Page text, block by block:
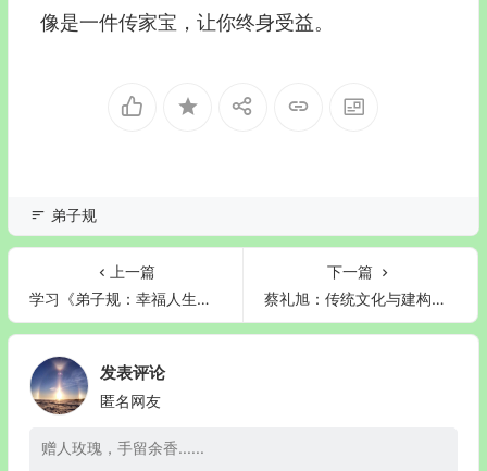
像是一件传家宝，让你终身受益。
弟子规
上一篇
学习《弟子规：幸福人生讲座》心得体会
下一篇
蔡礼旭：传统文化与建构和谐社会1
发表评论
匿名网友